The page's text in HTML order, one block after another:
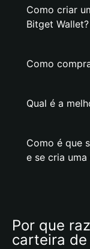
Como criar
Bitget Wallet?
Como
Qual é a
Como é que
e se cria uma
Por que
carteira de